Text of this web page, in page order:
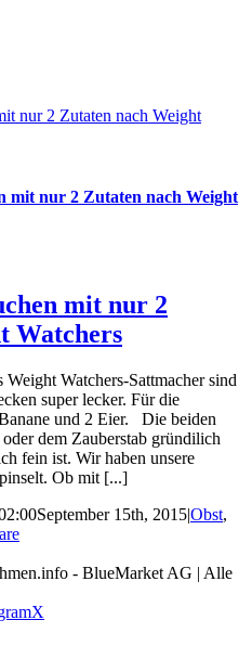
nur 2 Zutaten nach Weight
mit nur 2 Zutaten nach Weight
mit nur 2
Watchers
Watchers-Sattmacher sind
super lecker. Für die
und 2 Eier. Die beiden
dem Zauberstab gründilich
fein ist. Wir haben unsere
Ob mit [...]
September 15th, 2015|Obst,
- BlueMarket AG | Alle
X